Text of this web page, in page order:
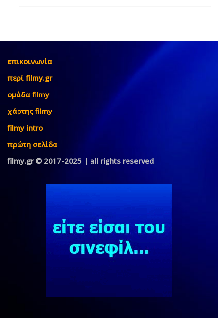
επικοινωνία
περί filmy.gr
ομάδα filmy
χάρτης filmy
filmy intro
πρώτη σελίδα
filmy.gr © 2017-2025 | all rights reserved